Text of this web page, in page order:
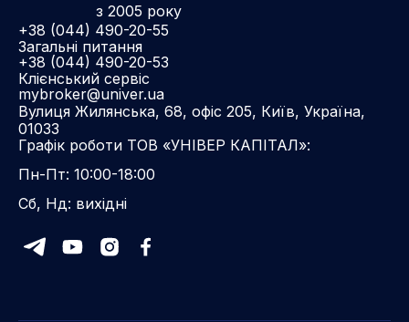
з 2005 року
+38 (044) 490-20-55
Загальні питання
+38 (044) 490-20-53
Клієнський сервіс
mybroker@univer.ua
Вулиця Жилянська, 68, офіс 205, Київ, Україна,
01033
Графік роботи ТОВ «УНІВЕР КАПІТАЛ»:
Пн-Пт: 10:00-18:00
Сб, Нд: вихідні